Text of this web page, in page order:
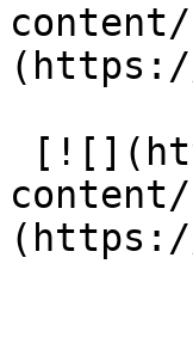
content/
(https://